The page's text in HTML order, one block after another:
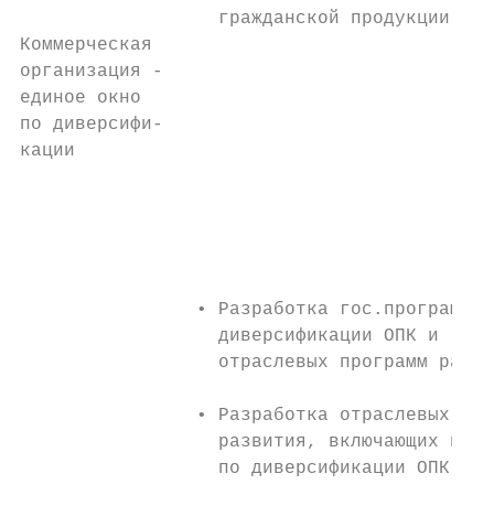
гражданской продукции
Коммерческая
организация -
единое окно
по диверсифи-
кации
• Разработка гос.программ
диверсификации ОПК и
отраслевых программ
• Разработка отраслевых
развития, включающих
по диверсификации ОПК